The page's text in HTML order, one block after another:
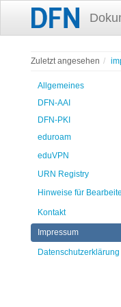
Zuletzt angesehen
Allgemeines
DFN-AAI
DFN-PKI
eduroam
eduVPN
URN Registry
Hinweise für
Kontakt
Impressum
Datenschutzerklärung